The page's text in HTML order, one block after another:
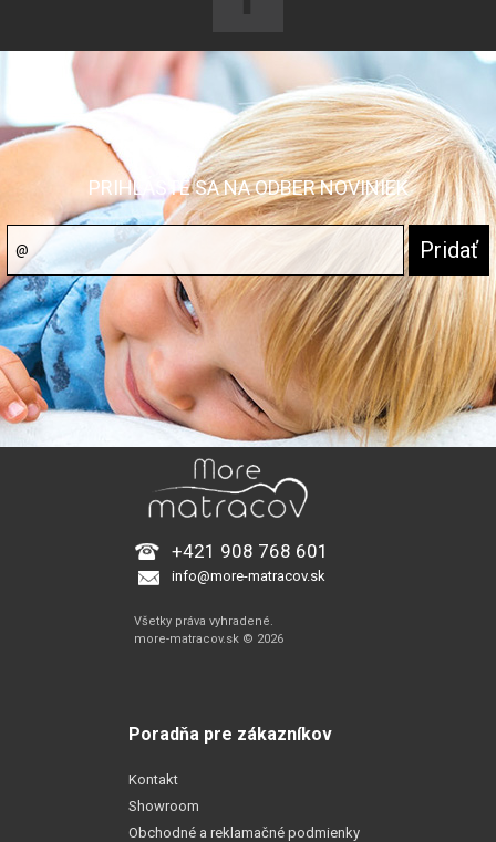
PRIHLÁSTE SA NA ODBER NOVINIEK
+421 908 768 601
info@more-matracov.sk
Všetky práva vyhradené.
more-matracov.sk © 2026
Poradňa pre zákazníkov
Kontakt
Showroom
Obchodné a reklamačné podmienky